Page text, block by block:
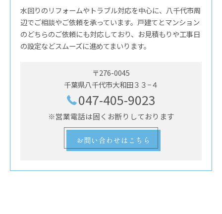
水回りのリフォームやトラブル対応を中心に、八千代市周
辺でご相談やご依頼を承っています。戸建てとマンション
のどちらのご依頼にも対応しており、お見積もりや工事日
の設定などスムーズに進めてまいります。
〒276-0045
千葉県八千代市大和田３３−４
047-405-9023
※営業電話は固くお断りしております
お問い合わせはこちら